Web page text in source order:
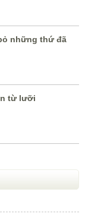
những thứ đã
từ lưỡi